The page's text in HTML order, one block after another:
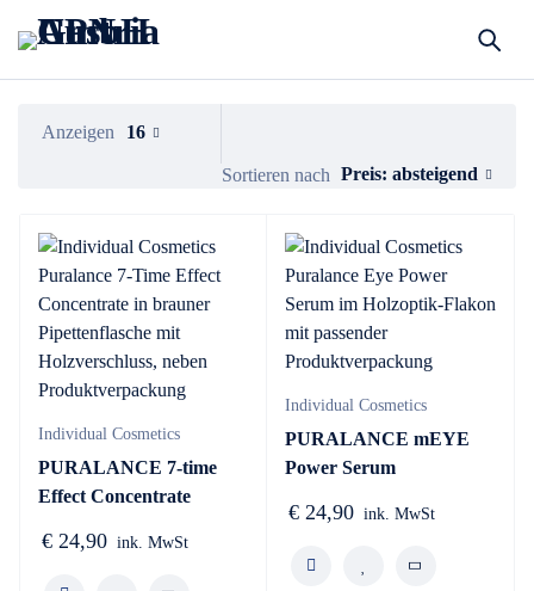
Sortieren nach Preis: absteigend
Anzeigen 16
Individual Cosmetics
PURALANCE 7-time
Effect Concentrate
€ 24,90 ink. MwSt
Individual Cosmetics
PURALANCE mEYE
Power Serum
€ 24,90 ink. MwSt